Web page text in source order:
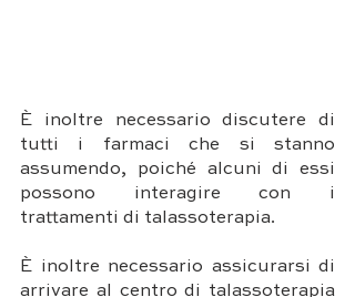
È inoltre necessario discutere di
tutti i farmaci che si stanno
assumendo, poiché alcuni di essi
possono interagire con i
trattamenti di talassoterapia.
È inoltre necessario assicurarsi di
arrivare al centro di talassoterapia